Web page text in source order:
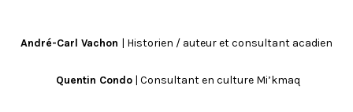
André-Carl Vachon | Historien / auteur et consultant acadien
Quentin Condo| Consultant en culture Mi’kmaq